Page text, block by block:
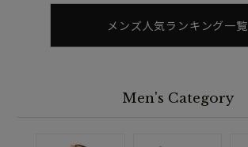
メンズ人気ランキング一覧
Men's Category